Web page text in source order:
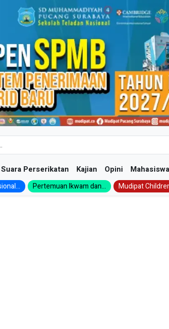
Suara Perserikatan Kajian Opini Mahasiswa
Pertemuan Ikwam dan... Mudipat